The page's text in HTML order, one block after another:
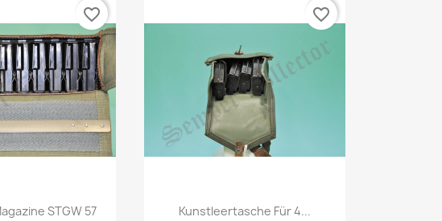
STGW 57
favorite_border
Vorschau
Kunstleertasche Für 4...
favorite_border